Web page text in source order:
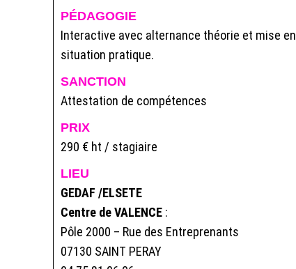
PÉDAGOGIE
Interactive avec alternance théorie et mise en
situation pratique.
SANCTION
Attestation de compétences
PRIX
290 € ht / stagiaire
LIEU
GEDAF /ELSETE
Centre de VALENCE :
Pôle 2000 – Rue des Entreprenants
07130 SAINT PERAY